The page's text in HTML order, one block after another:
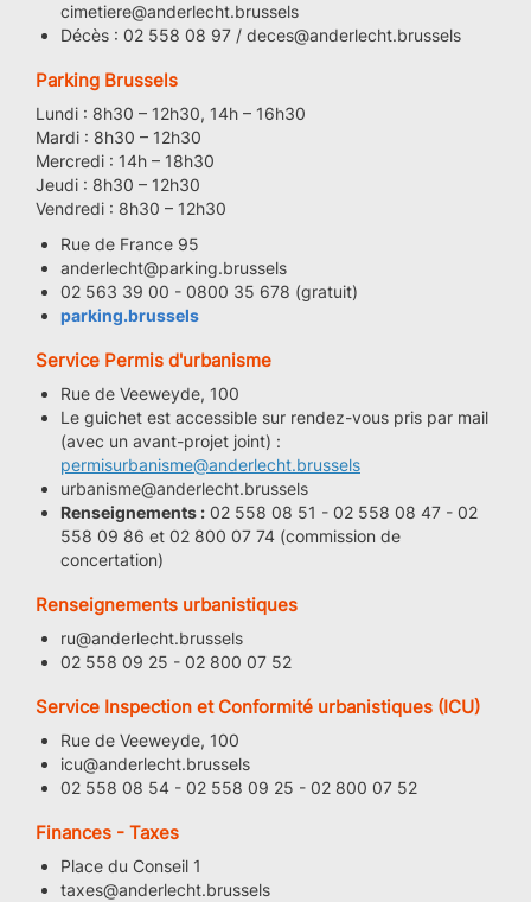
cimetiere@anderlecht.brussels
Décès : 02 558 08 97 / deces@anderlecht.brussels
Parking Brussels
Lundi : 8h30 – 12h30, 14h – 16h30
Mardi : 8h30 – 12h30
Mercredi : 14h – 18h30
Jeudi : 8h30 – 12h30
Vendredi : 8h30 – 12h30
Rue de France 95
anderlecht@parking.brussels
02 563 39 00 - 0800 35 678 (gratuit)
parking.brussels
Service Permis d'urbanisme
Rue de Veeweyde, 100
Le guichet est accessible sur rendez-vous pris par mail
(avec un avant-projet joint) :
permisurbanisme@anderlecht.brussels
urbanisme@anderlecht.brussels
Renseignements : 02 558 08 51 - 02 558 08 47 - 02
558 09 86 et 02 800 07 74 (commission de
concertation)
Renseignements urbanistiques
ru@anderlecht.brussels
02 558 09 25 - 02 800 07 52
Service Inspection et Conformité urbanistiques (ICU)
Rue de Veeweyde, 100
icu@anderlecht.brussels
02 558 08 54 - 02 558 09 25 - 02 800 07 52
Finances - Taxes
Place du Conseil 1
taxes@anderlecht.brussels